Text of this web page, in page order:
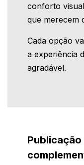
conforto
que merecem
Cada opção
a experiência
agradável.
Publicação